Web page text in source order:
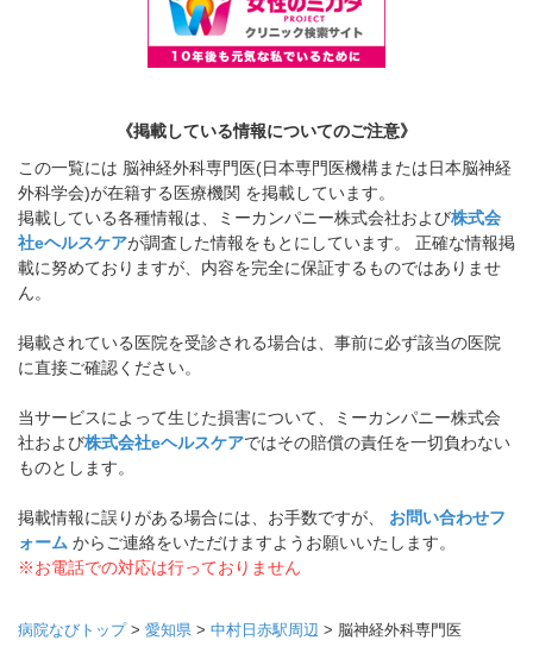
《掲載している情報についてのご注意》
この一覧には 脳神経外科専門医(日本専門医機構または日本脳神経
外科学会)が在籍する医療機関 を掲載しています。
掲載している各種情報は、ミーカンパニー株式会社および株式会
社eヘルスケアが調査した情報をもとにしています。 正確な情報掲
載に努めておりますが、内容を完全に保証するものではありませ
ん。
掲載されている医院を受診される場合は、事前に必ず該当の医院
に直接ご確認ください。
当サービスによって生じた損害について、ミーカンパニー株式会
社および株式会社eヘルスケアではその賠償の責任を一切負わない
ものとします。
掲載情報に誤りがある場合には、お手数ですが、 お問い合わせフ
ォーム からご連絡をいただけますようお願いいたします。
※お電話での対応は行っておりません
病院なびトップ> 愛知県 > 中村日赤駅周辺 > 脳神経外科専門医